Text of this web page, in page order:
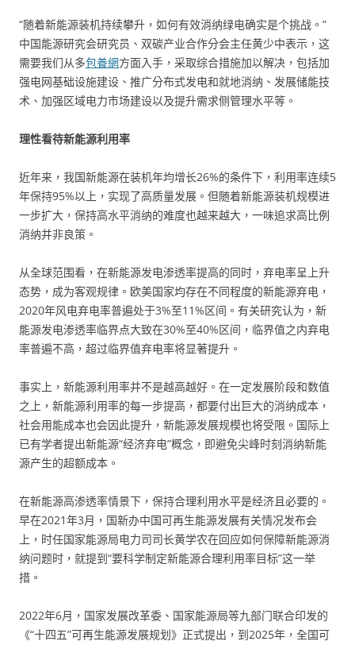
“随着新能源装机持续攀升，如何有效消纳绿电确实是个挑战。”
中国能源研究会研究员、双碳产业合作分会主任黄少中表示，这
需要我们从多包養網方面入手，采取综合措施加以解决，包括加
强电网基础设施建设、推广分布式发电和就地消纳、发展储能技
术、加强区域电力市场建设以及提升需求侧管理水平等。
理性看待新能源利用率
近年来，我国新能源在装机年均增长26%的条件下，利用率连续5
年保持95%以上，实现了高质量发展。但随着新能源装机规模进
一步扩大，保持高水平消纳的难度也越来越大，一味追求高比例
消纳并非良策。
从全球范围看，在新能源发电渗透率提高的同时，弃电率呈上升
态势，成为客观规律。欧美国家均存在不同程度的新能源弃电，
2020年风电弃电率普遍处于3%至11%区间。有关研究认为，新
能源发电渗透率临界点大致在30%至40%区间，临界值之内弃电
率普遍不高，超过临界值弃电率将显著提升。
事实上，新能源利用率并不是越高越好。在一定发展阶段和数值
之上，新能源利用率的每一步提高，都要付出巨大的消纳成本，
社会用能成本也会因此提升，新能源发展规模也将受限。国际上
已有学者提出新能源“经济弃电”概念，即避免尖峰时刻消纳新能
源产生的超额成本。
在新能源高渗透率情景下，保持合理利用水平是经济且必要的。
早在2021年3月，国新办中国可再生能源发展有关情况发布会
上，时任国家能源局电力司司长黄学农在回应如何保障新能源消
纳问题时，就提到“要科学制定新能源合理利用率目标”这一举
措。
2022年6月，国家发展改革委、国家能源局等九部门联合印发的
《“十四五”可再生能源发展规划》正式提出，到2025年，全国可